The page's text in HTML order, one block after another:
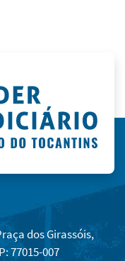
dos Girassóis,
77015-007